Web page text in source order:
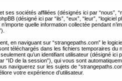
sociétés affiliées (désignés ici par “nous”,
(désigné ici par “ils”, “eux”, “leur”, “logiciel
quelle information collectée pendant
en naviguant sur “strangepaths.com” le
téléchargés dans les fichiers temporaires du
qu’un identifiant utilisateur (désigné ici
“ID de la session”), qui vous sont
naviguerez sur les sujets de
votre expérience d’utilisateur.